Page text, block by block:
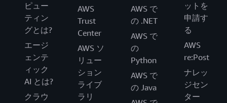
ピュー
ティン
グとは?
エージ
ェンテ
ィック
AI とは?
クラウ
AWS
Trust
Center
AWS ソ
リュー
ション
ライブ
ラリ
AWS で
の .NET
AWS で
の
Python
AWS で
の Java
ットを
申請す
る
AWS
re:Post
ナレッ
ジセン
ター